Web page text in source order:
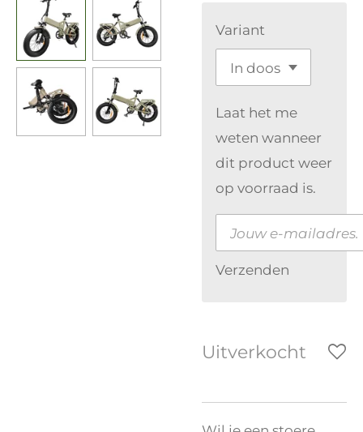
Variant
Laat het me
weten wanneer
dit product weer
op voorraad is.
Verzenden
Uitverkocht